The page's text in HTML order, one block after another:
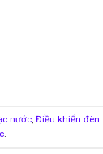
nước, Điều khiển đèn
.